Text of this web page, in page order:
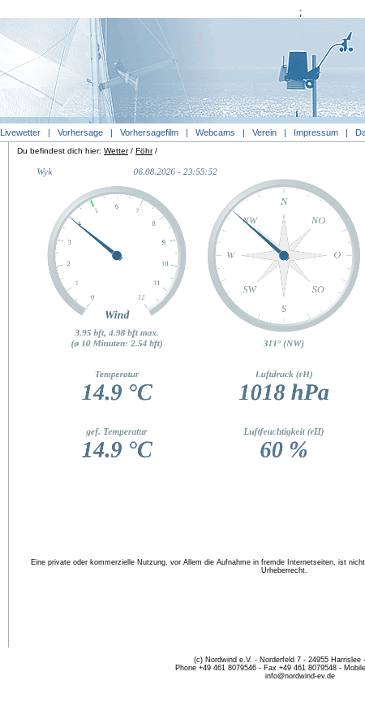
;
Livewetter | Vorhersage | Vorhersagefilm | Webcams | Verein | Impressum |
Du befindest dich hier: Wetter/ Föhr/
Eine private oder kommerzielle Nutzung, vor Allem die Aufnahme in fremde Internetseiten, ist
Urheberrecht.
(c) Nordwind e.V. - Norderfeld 7 - 24955 Harrislee
Phone +49 461 8079546 - Fax +49 461 8079548 -
info@nordwind-ev.de